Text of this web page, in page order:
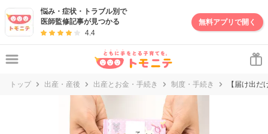
悩み・症状・トラブル別で
医師監修記事が見つかる
4.4
無料アプリで開く
トップ 出産・産後 出産とお金・手続き 制度・手続き 【届け出
妊娠・出産・子育て情報サイト | トモニテ